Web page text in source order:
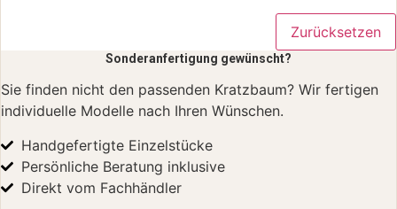
Zurücksetzen
Sonderanfertigung gewünscht?
Sie finden nicht den passenden Kratzbaum? Wir fertigen
individuelle Modelle nach Ihren Wünschen.
Handgefertigte Einzelstücke
Persönliche Beratung inklusive
Direkt vom Fachhändler